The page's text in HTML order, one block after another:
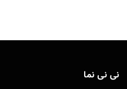
نی نی نما